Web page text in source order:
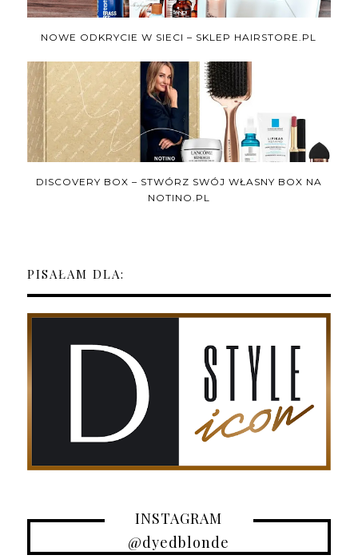
NOWE ODKRYCIE W SIECI – SKLEP HAIRSTORE.PL
DISCOVERY BOX – STWÓRZ SWÓJ WŁASNY BOX NA
NOTINO.PL
PISAŁAM DLA:
INSTAGRAM
@dyedblonde